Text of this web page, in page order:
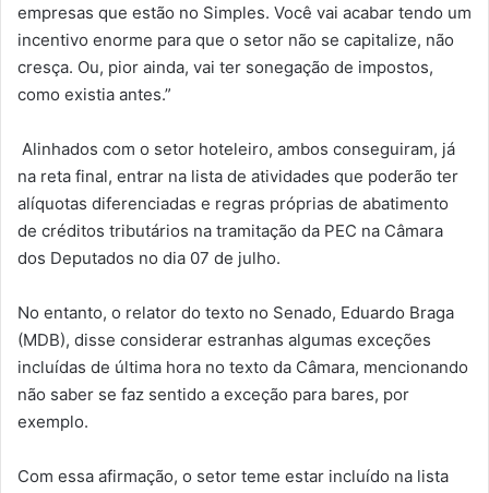
empresas que estão no Simples. Você vai acabar tendo um
incentivo enorme para que o setor não se capitalize, não
cresça. Ou, pior ainda, vai ter sonegação de impostos,
como existia antes.”
Alinhados com o setor hoteleiro, ambos conseguiram, já
na reta final, entrar na lista de atividades que poderão ter
alíquotas diferenciadas e regras próprias de abatimento
de créditos tributários na tramitação da PEC na Câmara
dos Deputados no dia 07 de julho.
No entanto, o relator do texto no Senado, Eduardo Braga
(MDB), disse considerar estranhas algumas exceções
incluídas de última hora no texto da Câmara, mencionando
não saber se faz sentido a exceção para bares, por
exemplo.
Com essa afirmação, o setor teme estar incluído na lista